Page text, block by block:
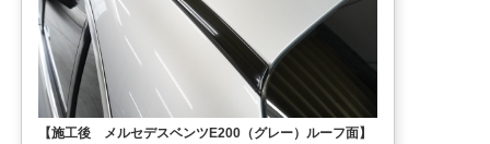
【施工後 メルセデスベンツE200（グレー）ルーフ面】